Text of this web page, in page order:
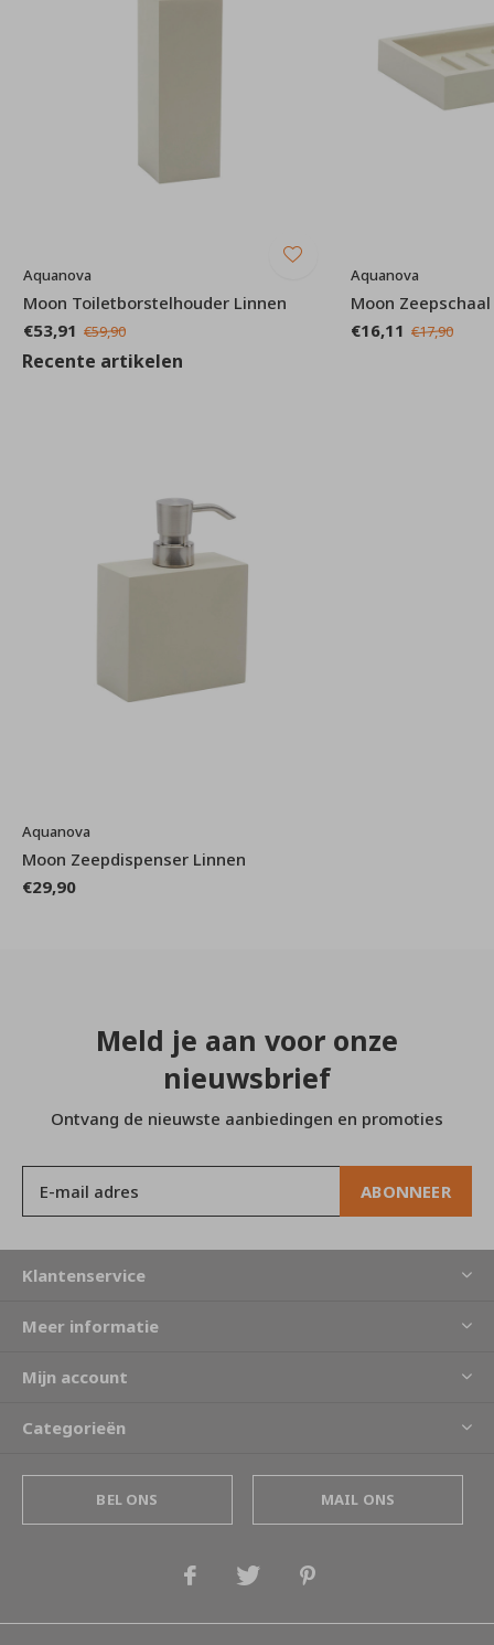
Aquanova
Moon Toiletborstelhouder Linnen
€53,91 €59,90
Aquanova
Moon
€16,11 €17,90
Recente artikelen
Aquanova
Moon Zeepdispenser Linnen
€29,90
Meld je aan voor onze
nieuwsbrief
Ontvang de nieuwste aanbiedingen en promoties
ABONNEER
Klantenservice
Meer informatie
Mijn account
Categorieën
BEL ONS MAIL ONS